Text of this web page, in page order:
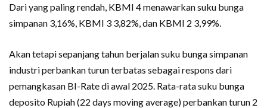
Dari yang paling rendah, KBMI 4 menawarkan suku bunga
simpanan 3,16%, KBMI 3 3,82%, dan KBMI 2 3,99%.
Akan tetapi sepanjang tahun berjalan suku bunga simpanan
industri perbankan turun terbatas sebagai respons dari
pemangkasan BI-Rate di awal 2025. Rata-rata suku bunga
deposito Rupiah (22 days moving average) perbankan turun 2